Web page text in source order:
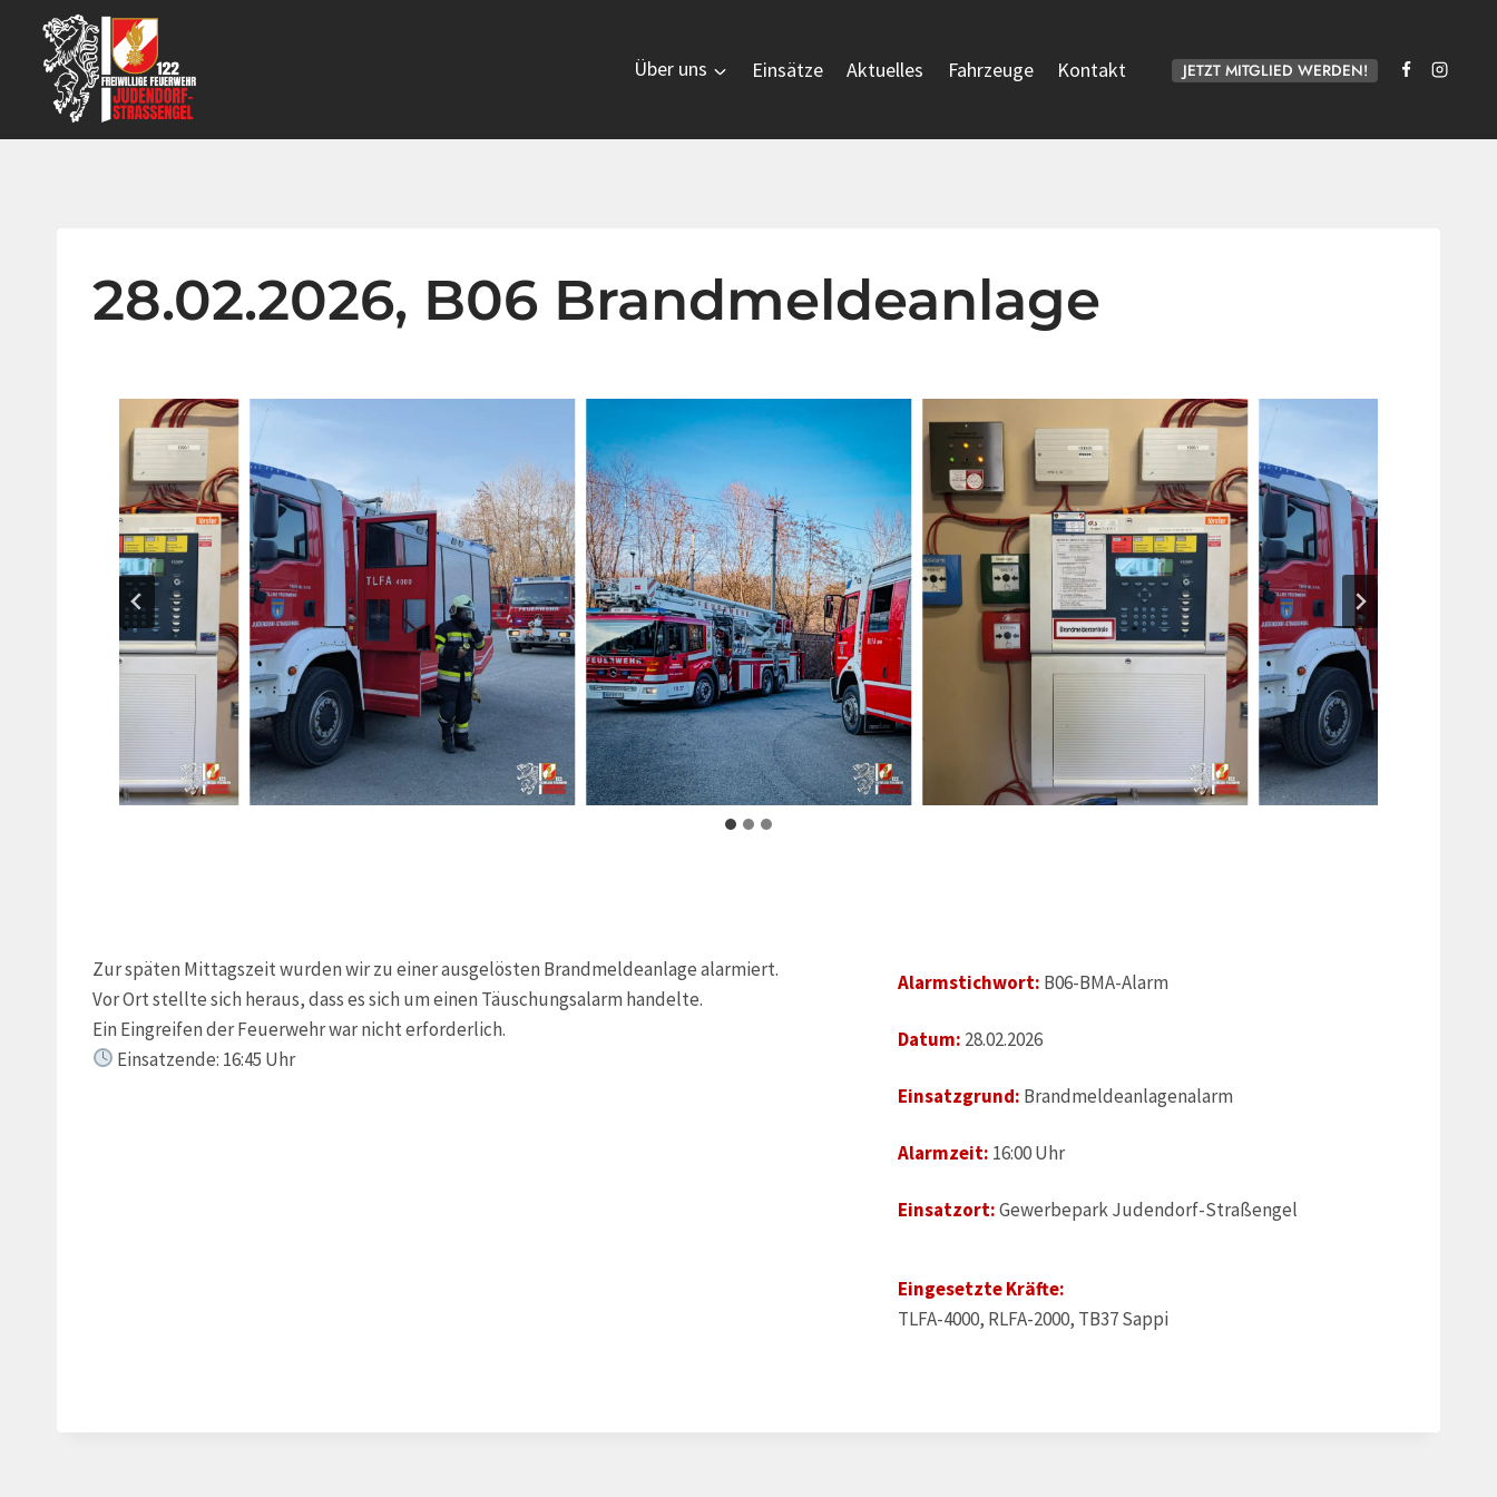
Inhalt
springen
Über uns Einsätze Aktuelles Fahrzeuge Kontakt JETZT MITGLIED WERDEN!
28.02.2026, B06 Brandmeldeanlage
Zur späten Mittagszeit wurden wir zu einer ausgelösten Brandmeldeanlage alarmiert.
Vor Ort stellte sich heraus, dass es sich um einen Täuschungsalarm handelte.
Ein Eingreifen der Feuerwehr war nicht erforderlich.
Einsatzende: 16:45 Uhr
Alarmstichwort: B06-BMA-Alarm
Datum: 28.02.2026
Einsatzgrund: Brandmeldeanlagenalarm
Alarmzeit: 16:00 Uhr
Einsatzort:Gewerbepark Judendorf-Straßengel
Eingesetzte Kräfte:
TLFA-4000, RLFA-2000, TB37 Sappi